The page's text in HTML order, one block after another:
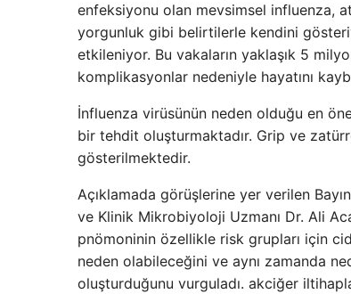
enfeksiyonu olan mevsimsel influenza,
yorgunluk gibi belirtilerle kendini
etkileniyor. Bu vakaların yaklaşık 5
komplikasyonlar nedeniyle hayatını
İnfluenza virüsünün neden olduğu en
bir tehdit oluşturmaktadır. Grip ve
gösterilmektedir.
Açıklamada görüşlerine yer verilen
ve Klinik Mikrobiyoloji Uzmanı Dr. Ali
pnömoninin özellikle risk grupları için
neden olabileceğini ve aynı zamanda
oluşturduğunu vurguladı. akciğer